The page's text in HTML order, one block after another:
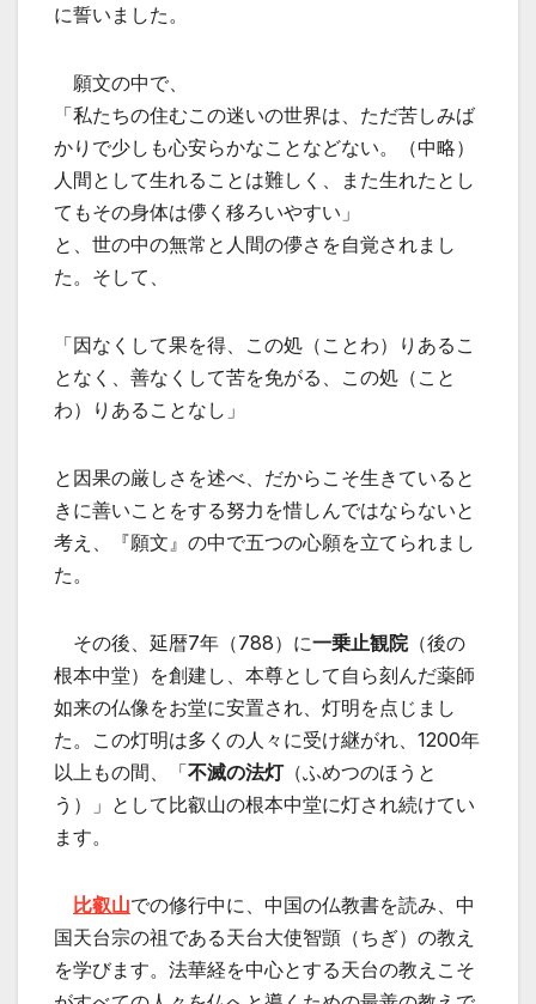
に誓いました。
願文の中で、
「私たちの住むこの迷いの世界は、ただ苦しみば
かりで少しも心安らかなことなどない。（中略）
人間として生れることは難しく、また生れたとし
てもその身体は儚く移ろいやすい」
と、世の中の無常と人間の儚さを自覚されまし
た。そして、
「因なくして果を得、この処（ことわ）りあるこ
となく、善なくして苦を免がる、この処（こと
わ）りあることなし」
と因果の厳しさを述べ、だからこそ生きていると
きに善いことをする努力を惜しんではならないと
考え、『願文』の中で五つの心願を立てられまし
た。
その後、延暦7年（788）に一乗止観院（後の
根本中堂）を創建し、本尊として自ら刻んだ薬師
如来の仏像をお堂に安置され、灯明を点じまし
た。この灯明は多くの人々に受け継がれ、1200年
以上もの間、「不滅の法灯（ふめつのほうと
う）」として比叡山の根本中堂に灯され続けてい
ます。
比叡山での修行中に、中国の仏教書を読み、中
国天台宗の祖である天台大使智顗（ちぎ）の教え
を学びます。法華経を中心とする天台の教えこそ